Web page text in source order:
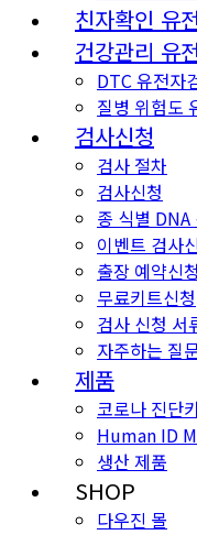
친자확인 유
건강관리 유
DTC 유전자
질병 위험도
검사신청
검사 절차
검사신청
종 식별 DNA
이벤트 검사
출장 예약신청
무료키트신청
검사 신청 서
자주하는 질
제품
코로나 진단
Human ID
생산 제품
SHOP
다우진 몰